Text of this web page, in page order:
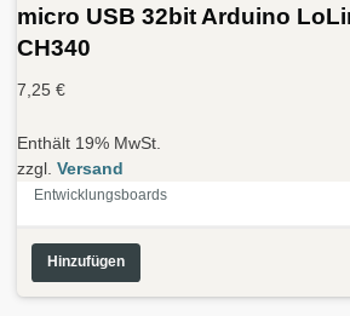
micro USB 32bit Arduino
CH340
7,25 €
Enthält 19% MwSt.
zzgl. Versand
Entwicklungsboards
Hinzufügen